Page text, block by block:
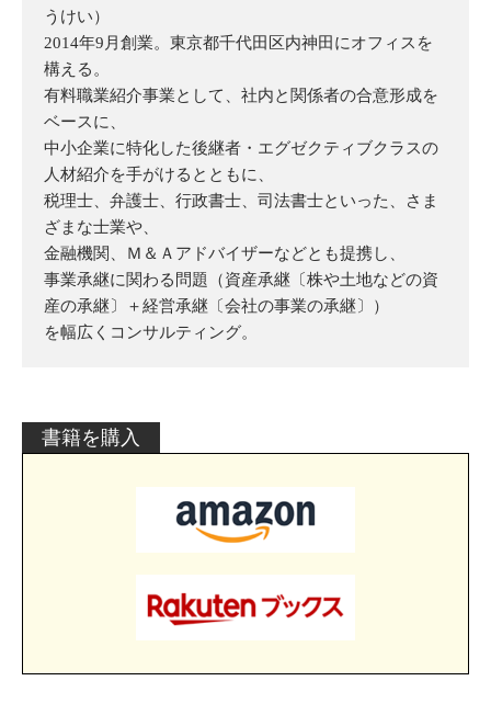
うけい）
2014年9月創業。東京都千代田区内神田にオフィスを
構える。
有料職業紹介事業として、社内と関係者の合意形成を
ベースに、
中小企業に特化した後継者・エグゼクティブクラスの
人材紹介を手がけるとともに、
税理士、弁護士、行政書士、司法書士といった、さま
ざまな士業や、
金融機関、Ｍ＆Ａアドバイザーなどとも提携し、
事業承継に関わる問題（資産承継〔株や土地などの資
産の承継〕＋経営承継〔会社の事業の承継〕）
を幅広くコンサルティング。
書籍を購入